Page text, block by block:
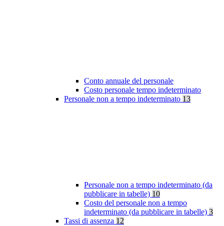
Conto annuale del personale
Costo personale tempo indeterminato
Personale non a tempo indeterminato 13
Personale non a tempo indeterminato (da
pubblicare in tabelle) 10
Costo del personale non a tempo
indeterminato (da pubblicare in tabelle) 3
Tassi di assenza 12